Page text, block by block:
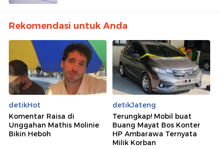
Rekomendasi untuk Anda
detikHot
Komentar Raisa di
Unggahan Mathis Molinie
Bikin Heboh
detikJateng
Terungkap! Mobil buat
Buang Mayat Bos Konter
HP Ambarawa Ternyata
Milik Korban